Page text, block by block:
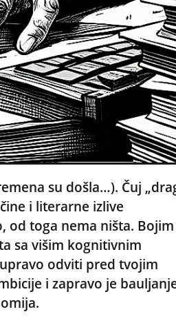
su došla…). Čuj
i literarne izlive
od toga nema ništa. Bojim
sa višim kognitivnim
odviti pred tvojim
i zapravo je